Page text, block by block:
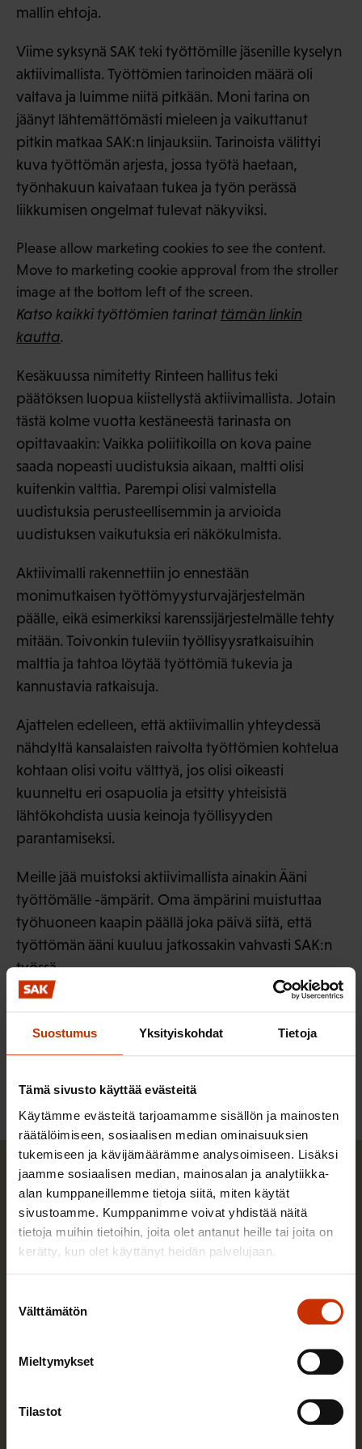
Suostumus Yksityiskohdat Tietoja
Tämä sivusto käyttää evästeitä
Käytämme evästeitä tarjoamamme sisällön ja mainosten
räätälöimiseen, sosiaalisen median ominaisuuksien
tukemiseen ja kävijämäärämme analysoimiseen. Lisäksi
jaamme sosiaalisen median, mainosalan ja analytiikka-
alan kumppaneillemme tietoja siitä, miten käytät
sivustoamme. Kumppanimme voivat yhdistää näitä
tietoja muihin tietoihin, joita olet antanut heille tai joita on
kerätty, kun olet käyttänyt heidän palvelujaan.
valinta
Välttämätön
Mieltymykset
Tilastot
mallin ehtoja.
Viime syksynä SAK teki työttömille jäsenille kyselyn
aktiivimallista. Työttömien tarinoiden määrä oli
valtava ja luimme niitä pitkään. Moni tarina on
jäänyt lähtemättömästi mieleen ja vaikuttanut
pitkin matkaa SAK:n linjauksiin. Tarinoista välittyi
kuva työttömän arjesta, jossa työtä haetaan,
työnhakuun kaivataan tukea ja työn perässä
liikkumisen ongelmat tulevat näkyviksi.
Please allow marketing cookies to see the content.
Move to marketing cookie approval from the stroller
image at the bottom left of the screen.
Katso kaikki työttömien tarinat tämän linkin
kautta.
Kesäkuussa nimitetty Rinteen hallitus teki
päätöksen luopua kiistellystä aktiivimallista. Jotain
tästä kolme vuotta kestäneestä tarinasta on
opittavaakin: Vaikka poliitikoilla on kova paine
saada nopeasti uudistuksia aikaan, maltti olisi
kuitenkin valttia. Parempi olisi valmistella
uudistuksia perusteellisemmin ja arvioida
uudistuksen vaikutuksia eri näkökulmista.
Aktiivimalli rakennettiin jo ennestään
monimutkaisen työttömyysturvajärjestelmän
päälle, eikä esimerkiksi karenssijärjestelmälle tehty
mitään. Toivonkin tuleviin työllisyysratkaisuihin
malttia ja tahtoa löytää työttömiä tukevia ja
kannustavia ratkaisuja.
Ajattelen edelleen, että aktiivimallin yhteydessä
nähdyltä kansalaisten raivolta työttömien kohtelua
kohtaan olisi voitu välttyä, jos olisi oikeasti
kuunneltu eri osapuolia ja etsitty yhteisistä
lähtökohdista uusia keinoja työllisyyden
parantamiseksi.
Meille jää muistoksi aktiivimallista ainakin Ääni
työttömälle -ämpärit. Oma ämpärini muistuttaa
työhuoneen kaapin päällä joka päivä siitä, että
työttömän ääni kuuluu jatkossakin vahvasti SAK:n
työssä.
LÖYDÄ LISÄÄ TÄMÄNKALTAISTA SISÄLTÖÄ: